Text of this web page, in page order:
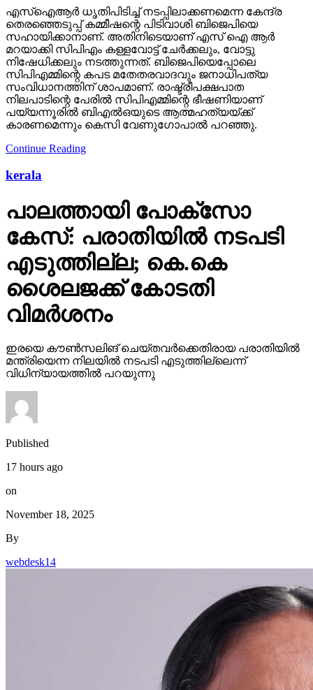
എസ്‌ഐആര്‍ ധൃതിപിടിച്ച് നടപ്പിലാക്കണമെന്ന കേന്ദ്ര
തെരഞ്ഞെടുപ്പ് കമ്മീഷന്റെ പിടിവാശി ബിജെപിയെ
സഹായിക്കാനാണ്. അതിനിടെയാണ് എസ് ഐ ആര്‍
മറയാക്കി സിപിഎം കള്ളവോട്ട് ചേര്‍ക്കലും, വോട്ടു
നിഷേധിക്കലും നടത്തുന്നത്. ബിജെപിയെപ്പോലെ
സിപിഎമ്മിന്റെ കപട മതേതരവാദവും ജനാധിപത്യ
സംവിധാനത്തിന് ശാപമാണ്. രാഷ്ട്രീപക്ഷപാത
നിലപാടിന്റെ പേരില്‍ സിപിഎമ്മിന്റെ ഭീഷണിയാണ്
പയ്യന്നൂരില്‍ ബിഎല്‍ഒയുടെ ആത്മഹത്യയ്ക്ക്
കാരണമെന്നും കെസി വേണുഗോപാല്‍ പറഞ്ഞു.
Continue Reading
kerala
പാലത്തായി പോക്സോ
കേസ്: പരാതിയില്‍ നടപടി
എടുത്തില്ല; കെ.കെ
ശൈലജക്ക് കോടതി
വിമര്‍ശനം
ഇരയെ കൗണ്‍സലിങ് ചെയ്തവര്‍ക്കെതിരായ പരാതിയില്‍
മന്ത്രിയെന്ന നിലയില്‍ നടപടി എടുത്തില്ലെന്ന്
വിധിന്യായത്തില്‍ പറയുന്നു
Published
17 hours ago
on
November 18, 2025
By
webdesk14